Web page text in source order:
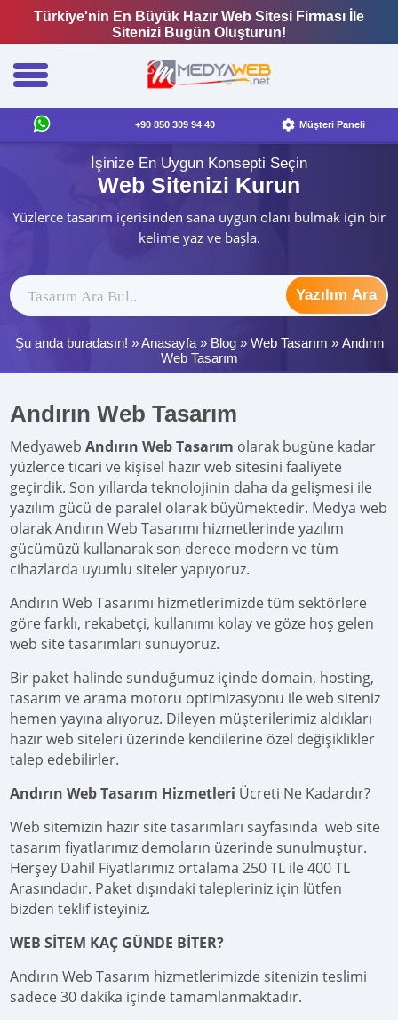
Türkiye'nin En Büyük Hazır Web Sitesi Firması İle
Sitenizi Bugün Oluşturun!
+90 850 309 94 40 Müşteri Paneli
İşinize En Uygun Konsepti Seçin
Web Sitenizi Kurun
Yüzlerce tasarım içerisinden sana uygun olanı bulmak için bir
kelime yaz ve başla.
Yazılım Ara
Şu anda buradasın! »Anasayfa» Blog» Web Tasarım » Andırın
Web Tasarım
Andırın Web Tasarım
MedyawebAndırın Web Tasarım olarak bugüne kadar
yüzlerce ticari ve kişisel hazır web sitesini faaliyete
geçirdik. Son yıllarda teknolojinin daha da gelişmesi ile
yazılım gücü de paralel olarak büyümektedir. Medya web
olarak Andırın Web Tasarımı hizmetlerinde yazılım
gücümüzü kullanarak son derece modern ve tüm
cihazlarda uyumlu siteler yapıyoruz.
Andırın Web Tasarımı hizmetlerimizde tüm sektörlere
göre farklı, rekabetçi, kullanımı kolay ve göze hoş gelen
web site tasarımları sunuyoruz.
Bir paket halinde sunduğumuz içinde domain, hosting,
tasarım ve arama motoru optimizasyonu ile web siteniz
hemen yayına alıyoruz. Dileyen müşterilerimiz aldıkları
hazır web siteleri üzerinde kendilerine özel değişiklikler
talep edebilirler.
Andırın Web Tasarım Hizmetleri Ücreti Ne Kadardır?
Web sitemizin hazır site tasarımları sayfasında web site
tasarım fiyatlarımız demoların üzerinde sunulmuştur.
Herşey Dahil Fiyatlarımız ortalama 250 TL ile 400 TL
Arasındadır. Paket dışındaki talepleriniz için lütfen
bizden teklif isteyiniz.
WEB SİTEM KAÇ GÜNDE BİTER?
Andırın Web Tasarım hizmetlerimizde sitenizin teslimi
sadece 30 dakika içinde tamamlanmaktadır.